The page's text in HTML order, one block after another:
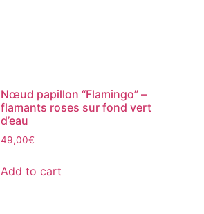
Nœud papillon “Flamingo” –
flamants roses sur fond vert
d’eau
49,00€
Add to cart